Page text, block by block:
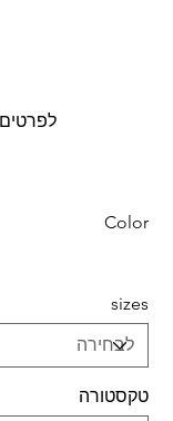
לפרטים
Color
sizes
טקסטורה